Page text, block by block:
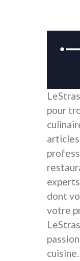
pour
dont
votre
cuisine.